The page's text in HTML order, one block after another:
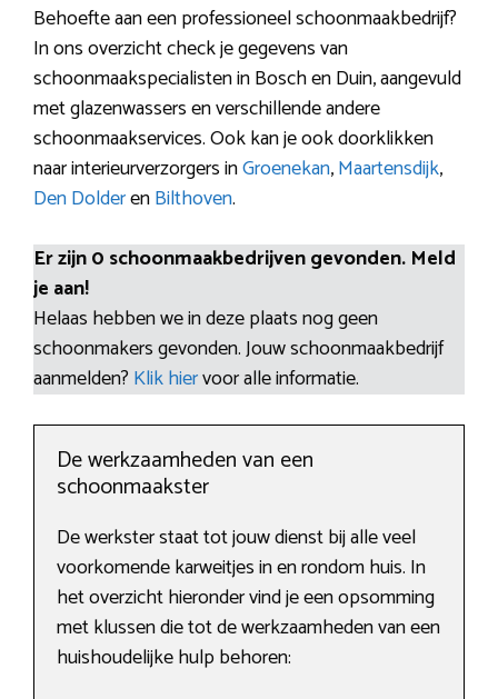
Behoefte aan een professioneel schoonmaakbedrijf?
In ons overzicht check je gegevens van
schoonmaakspecialisten in Bosch en Duin, aangevuld
met glazenwassers en verschillende andere
schoonmaakservices. Ook kan je ook doorklikken
naar interieurverzorgers inGroenekan,Maartensdijk,
Den DolderenBilthoven.
Er zijn 0 schoonmaakbedrijven gevonden. Meld
je aan!
Helaas hebben we in deze plaats nog geen
schoonmakers gevonden. Jouw schoonmaakbedrijf
aanmelden? Klik hiervoor alle informatie.
De werkzaamheden van een
schoonmaakster
De werkster staat tot jouw dienst bij alle veel
voorkomende karweitjes in en rondom huis. In
het overzicht hieronder vind je een opsomming
met klussen die tot de werkzaamheden van een
huishoudelijke hulp behoren: